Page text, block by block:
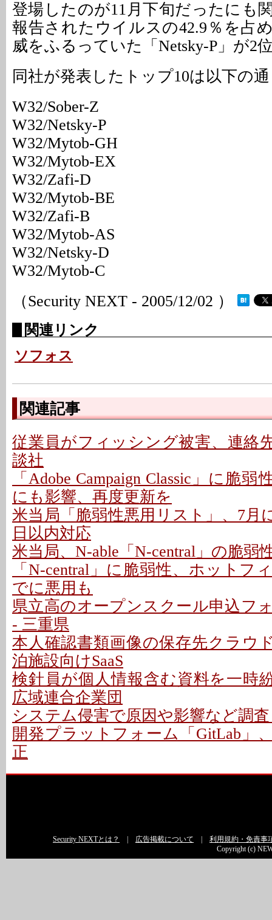
登場したのが11月下旬だったにも
報告されたウイルスの42.9％を占
威をふるっていた「Netsky-P」が2
同社が発表したトップ10は以下の
W32/Sober-Z
W32/Netsky-P
W32/Mytob-GH
W32/Mytob-EX
W32/Zafi-D
W32/Mytob-BE
W32/Zafi-B
W32/Mytob-AS
W32/Netsky-D
W32/Mytob-C
（Security NEXT - 2005/12/02 ）
関連リンク
ソフォス
関連記事
従業員がフィッシング被害、連絡
談社
「Adobe Campaign Classic」に脆
にも影響、再度更新を
米当局「脆弱性悪用リスト」、7月
日以内対応
米当局、N-able「N-central」の脆弱
「N-central」に脆弱性、ホットフ
でに悪用も
県立高のオープンスクール申込フ
- 三重県
本人確認書類画像の保存先クラウ
泊施設向けSaaS
検針員が個人情報含む資料を一時
広域連合企業団
システム侵害で原因や影響など調
開発プラットフォーム「GitLab」
正
Security NEXTとは？ 広告掲載について
利用規約・免責事
Copyright (c)